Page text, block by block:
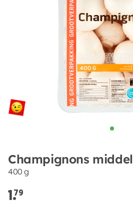
Champignons middel
400 g
1.79